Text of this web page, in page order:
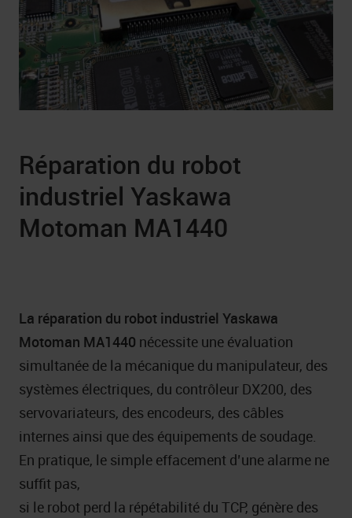
Réparation du robot
industriel Yaskawa
Motoman MA1440
La réparation du robot industriel Yaskawa
Motoman MA1440 nécessite une évaluation
simultanée de la mécanique du manipulateur, des
systèmes électriques, du contrôleur DX200, des
servovariateurs, des encodeurs, des câbles
internes ainsi que des équipements de soudage.
En pratique, le simple effacement d’une alarme ne
suffit pas,
si le robot perd la répétabilité du TCP, génère des